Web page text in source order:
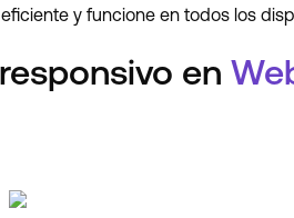
y funcione en todos los
en